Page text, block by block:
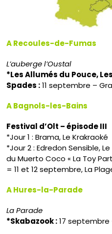
A Recoules-de-Fumas
L’auberge l’Oustal
*Les Allumés du Pouce,
Spades :11 septembre –
A Bagnols-les-Bains
Festival d’Olt – épisode III
*Jour 1 : Brama, Le Krakraoké
*Jour 2 : Edredon Sensible,
du Muerto Coco « La Toy
= 11 et 12 septembre, La
A Hures-la-Parade
La Parade
*Skabazook :17